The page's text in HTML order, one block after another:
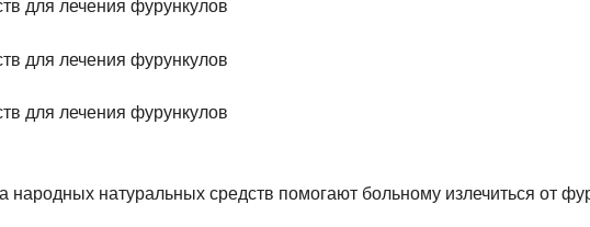
народных натуральных средств помогают больному излечиться от